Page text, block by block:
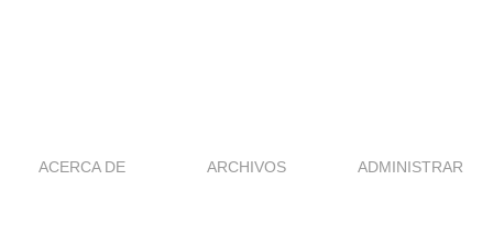
ACERCA DE ARCHIVOS ADMINISTRAR